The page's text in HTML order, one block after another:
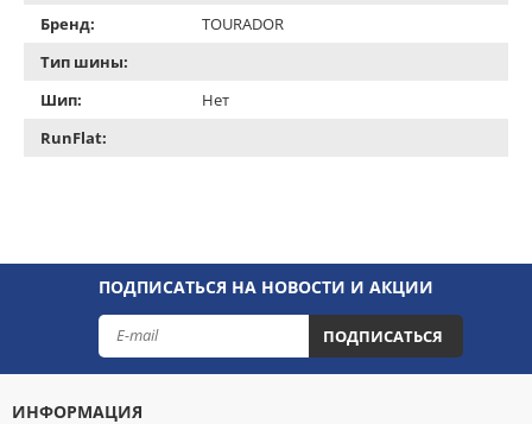
Бренд:
TOURADOR
Тип шины:
Шип:
Нет
RunFlat:
ПОДПИСАТЬСЯ НА НОВОСТИ И АКЦИИ
ПОДПИСАТЬСЯ
ИНФОРМАЦИЯ